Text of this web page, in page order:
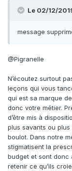
Le 02/12/
message
@Pigranelle
N’écoutez surtout
leçons qui vous
qui est sa marque
donc votre métier.
d’être mis à
plus savants ou plus
boulot. Dans notre
stigmatisent la
budget et sont donc
retenir ce qu’ils